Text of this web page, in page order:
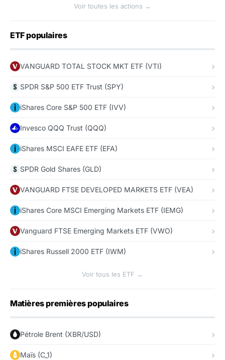
Voir toutes les actions →
ETF populaires
VANGUARD TOTAL STOCK MKT ETF (VTI)
SPDR S&P 500 ETF Trust (SPY)
iShares Core S&P 500 ETF (IVV)
Invesco QQQ Trust (QQQ)
iShares MSCI EAFE ETF (EFA)
SPDR Gold Shares (GLD)
VANGUARD FTSE DEVELOPED MARKETS ETF (VEA)
iShares Core MSCI Emerging Markets ETF (IEMG)
Vanguard FTSE Emerging Markets ETF (VWO)
iShares Russell 2000 ETF (IWM)
Voir tous les ETF →
Matières premières populaires
Pétrole Brent (XBR/USD)
Maïs (C_1)